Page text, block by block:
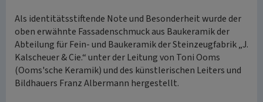
Als identitätsstiftende Note und Besonderheit wurde der
oben erwähnte Fassadenschmuck aus Baukeramik der
Abteilung für Fein- und Baukeramik der Steinzeugfabrik „J.
Kalscheuer & Cie.“ unter der Leitung von Toni Ooms
(Ooms'sche Keramik) und des künstlerischen Leiters und
Bildhauers Franz Albermann hergestellt.